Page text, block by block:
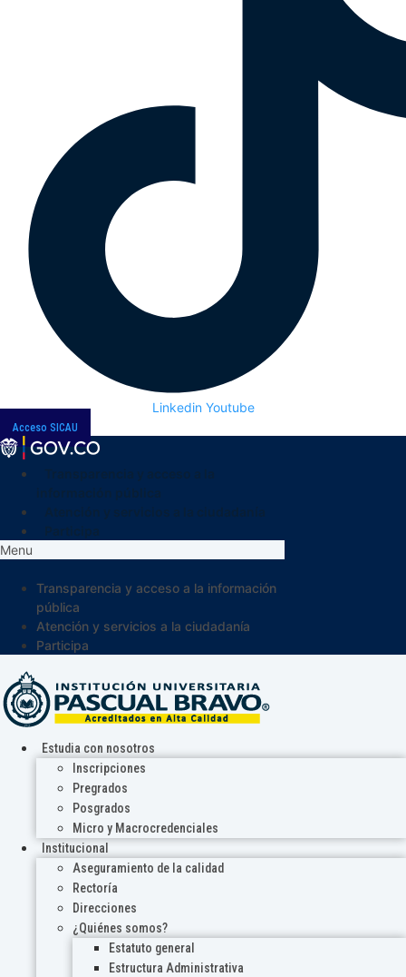
Linkedin Youtube
Acceso SICAU
Menu
Transparencia y acceso a la información
pública
Atención y servicios a la ciudadanía
Participa
Estudia con nosotros
Inscripciones
Pregrados
Posgrados
Micro y Macrocredenciales
Institucional
Aseguramiento de la calidad
Rectoría
Direcciones
¿Quiénes somos?
Estatuto general
Estructura Administrativa